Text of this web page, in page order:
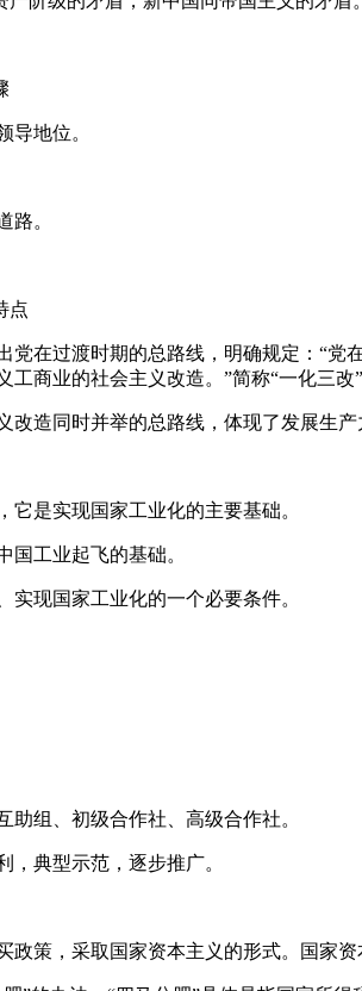
地位。
路。
点
在过渡时期的总路线，明确规定：“
商业的社会主义改造。”简称“一化三改”
造同时并举的总路线，体现了发展生产
是实现国家工业化的主要基础。
工业起飞的基础。
现国家工业化的一个必要条件。
组、初级合作社、高级合作社。
典型示范，逐步推广。
策，采取国家资本主义的形式。国家